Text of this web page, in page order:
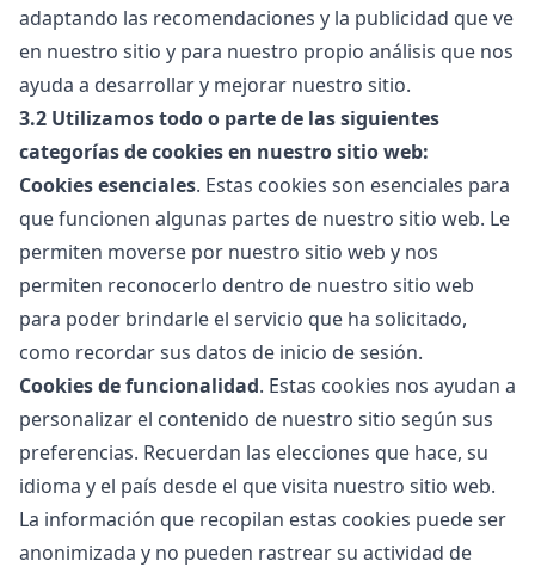
adaptando las recomendaciones y la publicidad que ve
en nuestro sitio y para nuestro propio análisis que nos
ayuda a desarrollar y mejorar nuestro sitio.
3.2 Utilizamos todo o parte de las siguientes
categorías de cookies en nuestro sitio web:
Cookies esenciales. Estas cookies son esenciales para
que funcionen algunas partes de nuestro sitio web. Le
permiten moverse por nuestro sitio web y nos
permiten reconocerlo dentro de nuestro sitio web
para poder brindarle el servicio que ha solicitado,
como recordar sus datos de inicio de sesión.
Cookies de funcionalidad. Estas cookies nos ayudan a
personalizar el contenido de nuestro sitio según sus
preferencias. Recuerdan las elecciones que hace, su
idioma y el país desde el que visita nuestro sitio web.
La información que recopilan estas cookies puede ser
anonimizada y no pueden rastrear su actividad de